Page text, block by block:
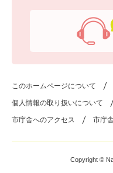
このホームページについて
個人情報の取り扱いについて
市庁舎へのアクセス 市庁
Copyright ©